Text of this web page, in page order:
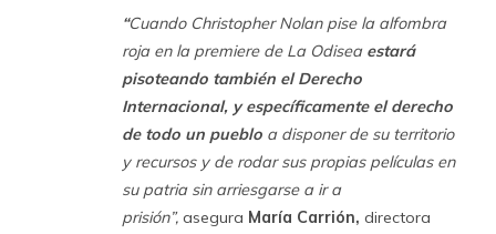
“Cuando Christopher Nolan pise la alfombra
roja en la premiere de La Odiseaestará
pisoteando también el Derecho
Internacional, y específicamente el derecho
de todo un pueblo a disponer de su territorio
y recursos y de rodar sus propias películas en
su patria sin arriesgarse a ir a
prisión”, asegura María Carrión, directora